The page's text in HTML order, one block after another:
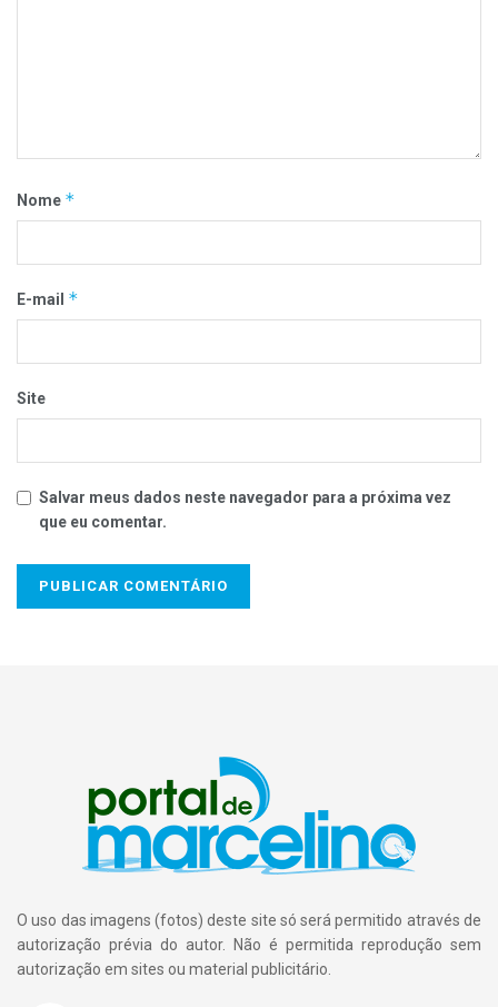
Nome *
E-mail *
Site
Salvar meus dados neste navegador para a próxima vez
que eu comentar.
O uso das imagens (fotos) deste site só será permitido através de
autorização prévia do autor. Não é permitida reprodução sem
autorização em sites ou material publicitário.